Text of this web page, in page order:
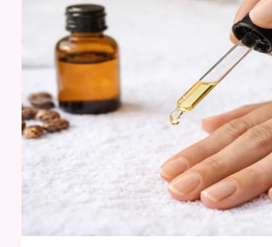
COUPES
QUI
CHANGENT
TOUT
(ET
CELLES